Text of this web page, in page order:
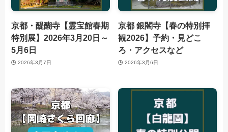
京都・醍醐寺【霊宝館春期
特別展】2026年3月20日～
5月6日
2026年3月7日
京都 銀閣寺【春の特別拝
観2026】予約・見どこ
ろ・アクセスなど
2026年3月6日